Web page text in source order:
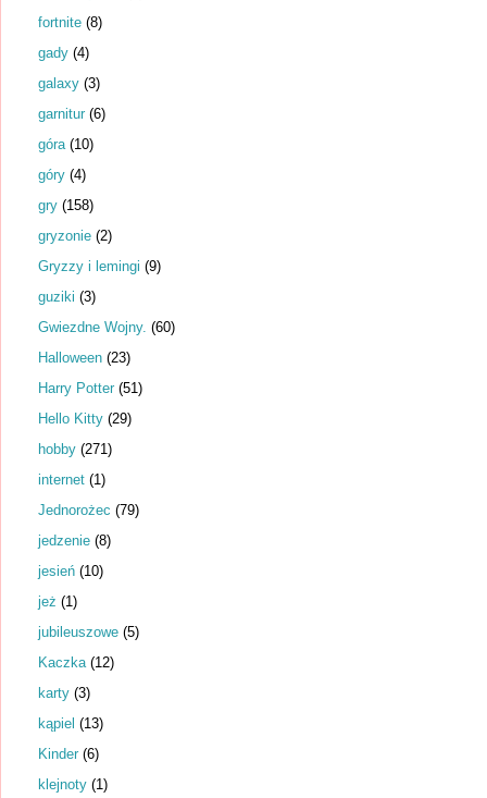
fortnite (8)
gady (4)
galaxy (3)
garnitur (6)
góra (10)
góry (4)
gry (158)
gryzonie (2)
Gryzzy i lemingi (9)
guziki (3)
Gwiezdne Wojny. (60)
Halloween (23)
Harry Potter (51)
Hello Kitty (29)
hobby (271)
internet (1)
Jednorożec (79)
jedzenie (8)
jesień (10)
jeż (1)
jubileuszowe (5)
Kaczka (12)
karty (3)
kąpiel (13)
Kinder (6)
klejnoty (1)